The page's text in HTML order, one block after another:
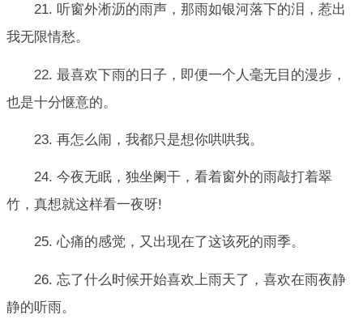
21. 听窗外淅沥的雨声，那雨如银河落下的泪，惹出
我无限情愁。
22. 最喜欢下雨的日子，即便一个人毫无目的漫步，
也是十分惬意的。
23. 再怎么闹，我都只是想你哄哄我。
24. 今夜无眠，独坐阑干，看着窗外的雨敲打着翠
竹，真想就这样看一夜呀!
25. 心痛的感觉，又出现在了这该死的雨季。
26. 忘了什么时候开始喜欢上雨天了，喜欢在雨夜静
静的听雨。